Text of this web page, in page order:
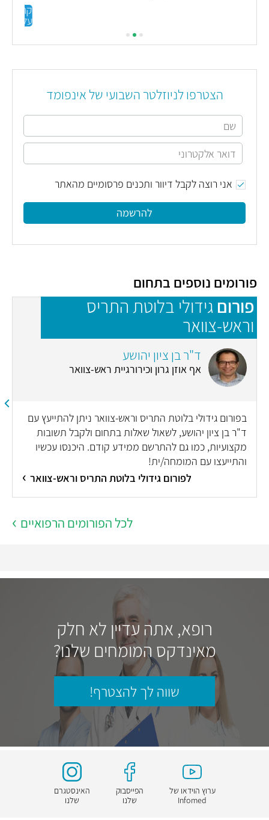
קראו
עליי
הצטרפו לניוזלטר השבועי של אינפומד
אני רוצה לקבל דיוור ותכנים פרסומיים מהאתר
להרשמה
פורומים נוספים בתחום
פורום גידולי בלוטת התריס
וראש-צוואר
ד"ר בן ציון יהושע
אף אוזן גרון וכירורגיית ראש-צוואר
בפורום גידולי בלוטת התריס וראש-צוואר ניתן להתייעץ עם
ד"ר בן ציון יהושע, לשאול שאלות בתחום ולקבל תשובות
מקצועיות, כמו גם להתרשם ממידע קודם. היכנסו עכשיו
והתייעצו עם המומחה/ית!
לפורום גידולי בלוטת התריס וראש-צוואר
לכל הפורומים הרפואיים
רופא, אתה עדיין לא חלק
מאינדקס המומחים שלנו?
שווה לך להצטרף!
ערוץ הוידאו של
Infomed
הפייסבוק
שלנו
האינסטגרם
שלנו